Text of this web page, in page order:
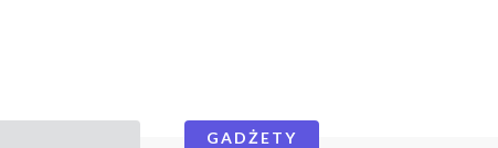
GADŻETY